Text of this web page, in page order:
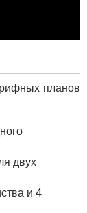
планов
двух
и 4